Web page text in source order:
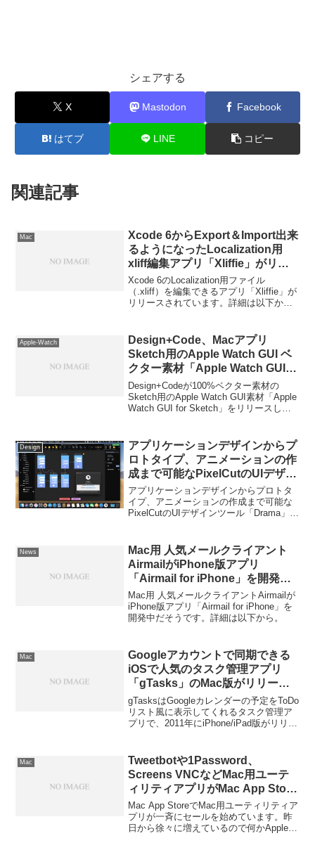
シェアする
X Mastodon Facebook
はてブ LINE コピー
関連記事
Mac
Xcode 6からExport＆Import出来
るようになったLocalization用
xliff編集アプリ「Xliffie」がリリ
ース。
Xcode 6のLocalization用ファイル
（.xliff）を編集できるアプリ「Xliffie」が
リリースされています。詳細は以下か
Apple-Watch
Design+Code、Macアプリ
Sketch用のApple Watch GUI ベ
クター素材「Apple Watch GUI
for Sketch」をリリース。
Design+Codeが100%ベクター素材の
Sketch用のApple Watch GUI素材「Apple
Watch GUI for Sketch」をリリースして
Design
アプリケーションデザインからプ
ロトタイプ、アニメーションの作
成まで可能なPixelCutのUIデザイ
ンツール「Drama」のBeta版が
公開。
アプリケーションデザインからプロトタ
イプ、アニメーションの作成まで可能な
PixelCutのUIデザインツール「Drama」の
News
Mac用 人気メールクライアント
AirmailがiPhone版アプリ
「Airmail for iPhone」を開発
中。
Mac用 人気メールクライアントAirmailが
iPhone版アプリ「Airmail for iPhone」を
開発中だそうです。詳細は以下から。
Mac
Googleアカウントで同期できる
iOSで人気のタスク管理アプリ
「gTasks」のMac版がリリー
ス。
gTasksはGoogleカレンダーの予定をToDo
リスト風に表示してくれるタスク管理ア
プリで、2011年にiPhone/iPad版がリリー
Mac
Tweetbotや1Password、
Screens VNCなどMac用ユーテ
ィリティアプリがMac App Store
で期間限定セールを開始。
Mac App StoreでMac用ユーティリティア
プリが一斉にセールを始めています。昨
日から徐々に増えているので何かAppleの